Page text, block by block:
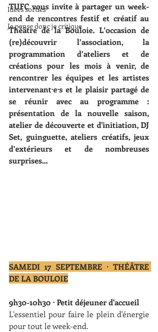
Idées sorties
Je pense donc je critique
TUFC vous invite à partager un week-
end de rencontres festif et créatif au
Théâtre de la Bouloie. L’occasion de
(re)découvrir l’association, la
programmation d’ateliers et de
créations pour les mois à venir, de
rencontrer les équipes et les artistes
intervenant·e·s et le plaisir partagé de
se réunir avec au programme :
présentation de la nouvelle saison,
atelier de découverte et d'initiation, DJ
Set, guinguette, ateliers créatifs, jeux
d’extérieurs et de nombreuses
surprises…
SAMEDI 17 SEPTEMBRE · THÉÂTRE
DE LA BOULOIE
9h30-10h30 · Petit déjeuner d'accueil
L'essentiel pour faire le plein d'énergie
pour tout le week-end.